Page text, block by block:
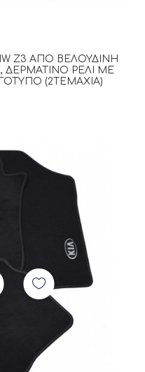
Z3 ΑΠΌ ΒΕΛΟΎΔΙΝΗ
ΔΕΡΜΆΤΙΝΟ ΡΈΛΙ ΜΕ
(2ΤΕΜΆΧΙΑ)